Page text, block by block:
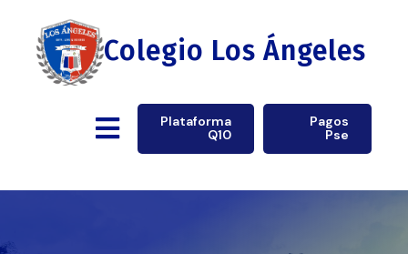
Colegio Los Ángeles
Plataforma
Q10
Pagos
Pse